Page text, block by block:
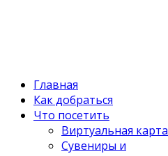
Главная
Как добраться
Что посетить
Виртуальная карта
Сувениры и